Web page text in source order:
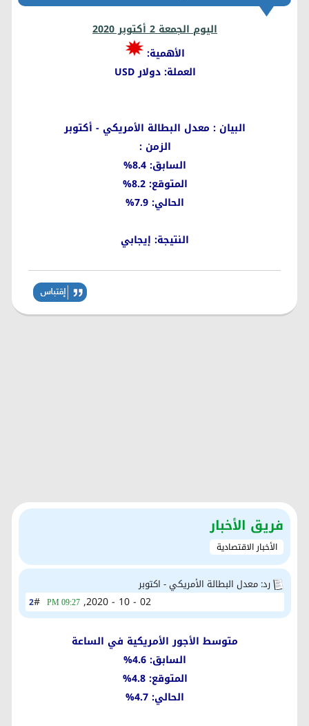
اليوم الجمعة 2 أكتوبر 2020
الأهمية:
العملة: دولار USD
البيان : معدل البطالة الأمريكي - أكتوبر
الزمن :
السابق: 8.4%
المتوقع: 8.2%
الحالي: 7.9%
النتيجة: إيجابي
فريق الأخبار
الأخبار الاقتصادية
رد: معدل البطالة الأمريكي - اكتوبر
2# 02 - 10 - 2020,
09:27 PM
متوسط الأجور الأمريكية في الساعة
السابق: 4.6%
المتوقع: 4.8%
الحالي: 4.7%